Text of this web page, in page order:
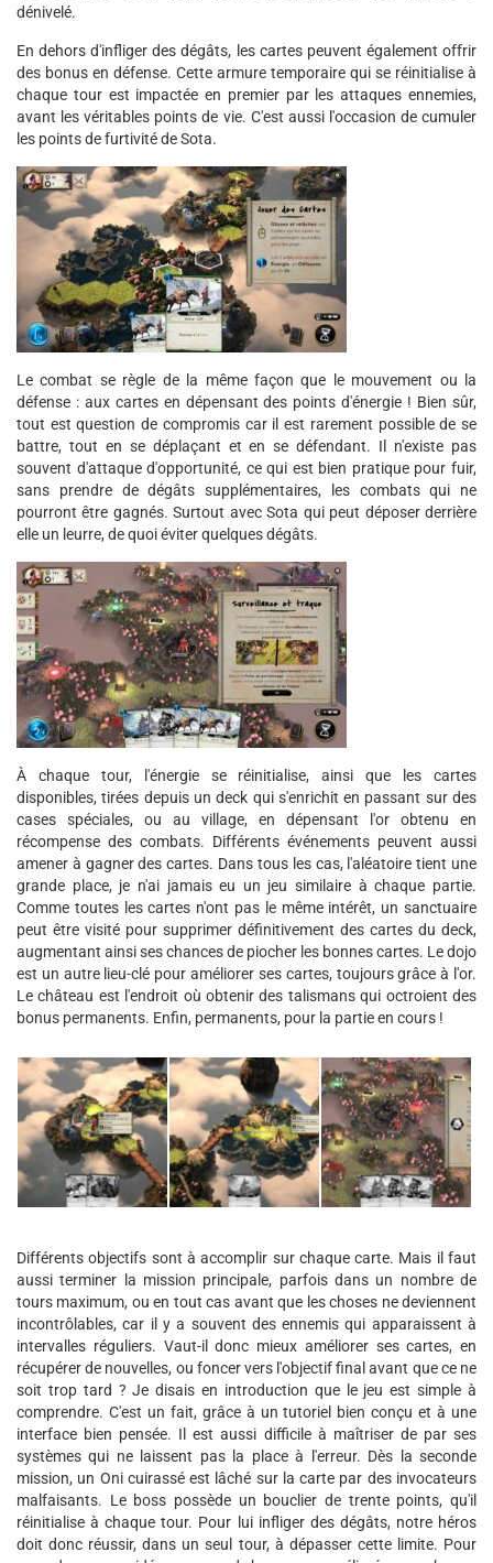
dénivelé.
En dehors d'infliger des dégâts, les cartes peuvent également offrir
des bonus en défense. Cette armure temporaire qui se réinitialise à
chaque tour est impactée en premier par les attaques ennemies,
avant les véritables points de vie. C'est aussi l'occasion de cumuler
les points de furtivité de Sota.
Le combat se règle de la même façon que le mouvement ou la
défense : aux cartes en dépensant des points d'énergie ! Bien sûr,
tout est question de compromis car il est rarement possible de se
battre, tout en se déplaçant et en se défendant. Il n'existe pas
souvent d'attaque d'opportunité, ce qui est bien pratique pour fuir,
sans prendre de dégâts supplémentaires, les combats qui ne
pourront être gagnés. Surtout avec Sota qui peut déposer derrière
elle un leurre, de quoi éviter quelques dégâts.
À chaque tour, l'énergie se réinitialise, ainsi que les cartes
disponibles, tirées depuis un deck qui s'enrichit en passant sur des
cases spéciales, ou au village, en dépensant l'or obtenu en
récompense des combats. Différents événements peuvent aussi
amener à gagner des cartes. Dans tous les cas, l'aléatoire tient une
grande place, je n'ai jamais eu un jeu similaire à chaque partie.
Comme toutes les cartes n'ont pas le même intérêt, un sanctuaire
peut être visité pour supprimer définitivement des cartes du deck,
augmentant ainsi ses chances de piocher les bonnes cartes. Le dojo
est un autre lieu-clé pour améliorer ses cartes, toujours grâce à l'or.
Le château est l'endroit où obtenir des talismans qui octroient des
bonus permanents. Enfin, permanents, pour la partie en cours !
Différents objectifs sont à accomplir sur chaque carte. Mais il faut
aussi terminer la mission principale, parfois dans un nombre de
tours maximum, ou en tout cas avant que les choses ne deviennent
incontrôlables, car il y a souvent des ennemis qui apparaissent à
intervalles réguliers. Vaut-il donc mieux améliorer ses cartes, en
récupérer de nouvelles, ou foncer vers l'objectif final avant que ce ne
soit trop tard ? Je disais en introduction que le jeu est simple à
comprendre. C'est un fait, grâce à un tutoriel bien conçu et à une
interface bien pensée. Il est aussi difficile à maîtriser de par ses
systèmes qui ne laissent pas la place à l'erreur. Dès la seconde
mission, un Oni cuirassé est lâché sur la carte par des invocateurs
malfaisants. Le boss possède un bouclier de trente points, qu'il
réinitialise à chaque tour. Pour lui infliger des dégâts, notre héros
doit donc réussir, dans un seul tour, à dépasser cette limite. Pour